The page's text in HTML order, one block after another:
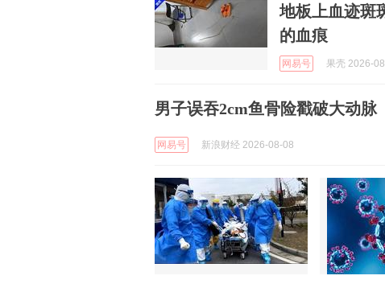
地板上血迹斑
的血痕
网易号 果壳 2026-
男子误吞2cm鱼骨险戳破大动脉
网易号 新浪财经 2026-08-08